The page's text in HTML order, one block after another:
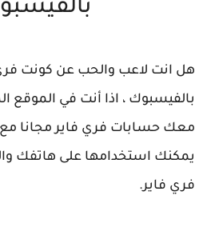
هل انت لاعب والحب عن كونت فري
بالفيسبوك ، اذا أنت في
معك حسابات فري فاير مجانا مع
يمكنك استخدامها على هاتفك
فري فاير.